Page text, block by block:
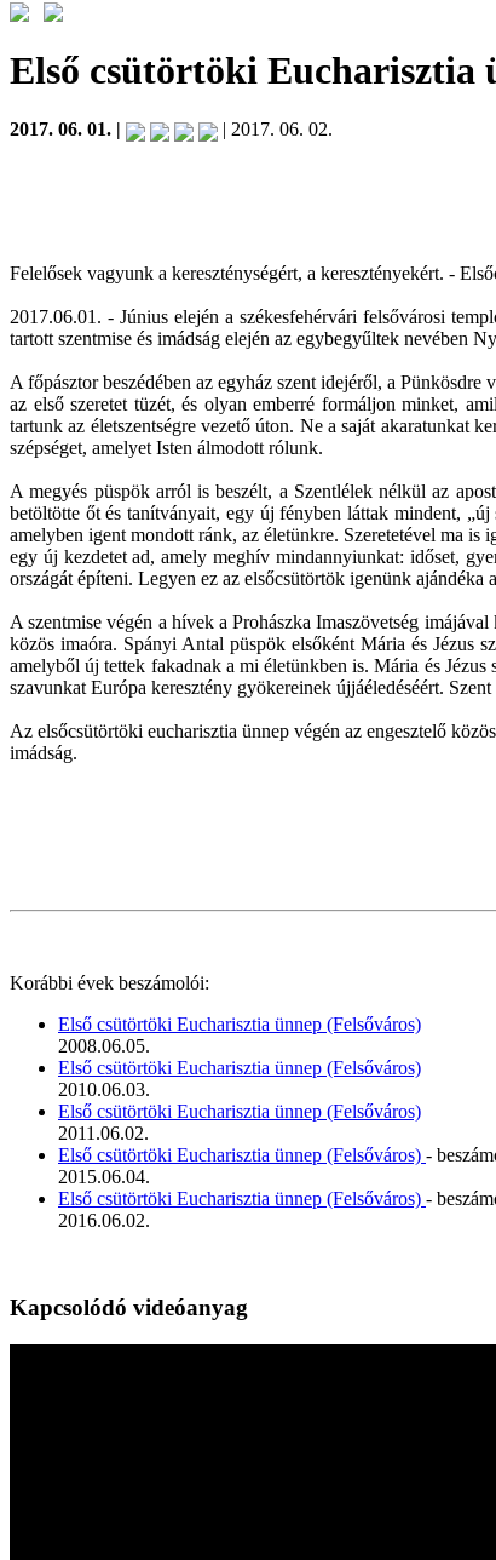
Első csütörtöki Eucharisztia
2017. 06. 01. | | 2017. 06. 02.
Felelősek vagyunk a kereszténységért, a keresztényekért. -
2017.06.01. - Június elején a székesfehérvári felsővárosi
tartott szentmise és imádság elején az egybegyűltek nevében
A főpásztor beszédében az egyház szent idejéről, a
az első szeretet tüzét, és olyan emberré formáljon minket,
tartunk az életszentségre vezető úton. Ne a saját akaratunkat
szépséget, amelyet Isten álmodott rólunk.
A megyés püspök arról is beszélt, a Szentlélek nélkül az
betöltötte őt és tanítványait, egy új fényben láttak mindent, „új
amelyben igent mondott ránk, az életünkre. Szeretetével ma
egy új kezdetet ad, amely meghív mindannyiunkat: időset,
országát építeni. Legyen ez az elsőcsütörtök igenünk
A szentmise végén a hívek a Prohászka Imaszövetség
közös imaóra. Spányi Antal püspök elsőként Mária és Jézus
amelyből új tettek fakadnak a mi életünkben is. Mária és
szavunkat Európa keresztény gyökereinek újjáéledéséért.
Az elsőcsütörtöki eucharisztia ünnep végén az engesztelő
imádság.
Korábbi évek beszámolói:
Első csütörtöki Eucharisztia ünnep (Felsőváros)
2008.06.05.
Első csütörtöki Eucharisztia ünnep (Felsőváros)
2010.06.03.
Első csütörtöki Eucharisztia ünnep (Felsőváros)
2011.06.02.
Első csütörtöki Eucharisztia ünnep (Felsőváros) -
2015.06.04.
Első csütörtöki Eucharisztia ünnep (Felsőváros) -
2016.06.02.
Kapcsolódó videóanyag